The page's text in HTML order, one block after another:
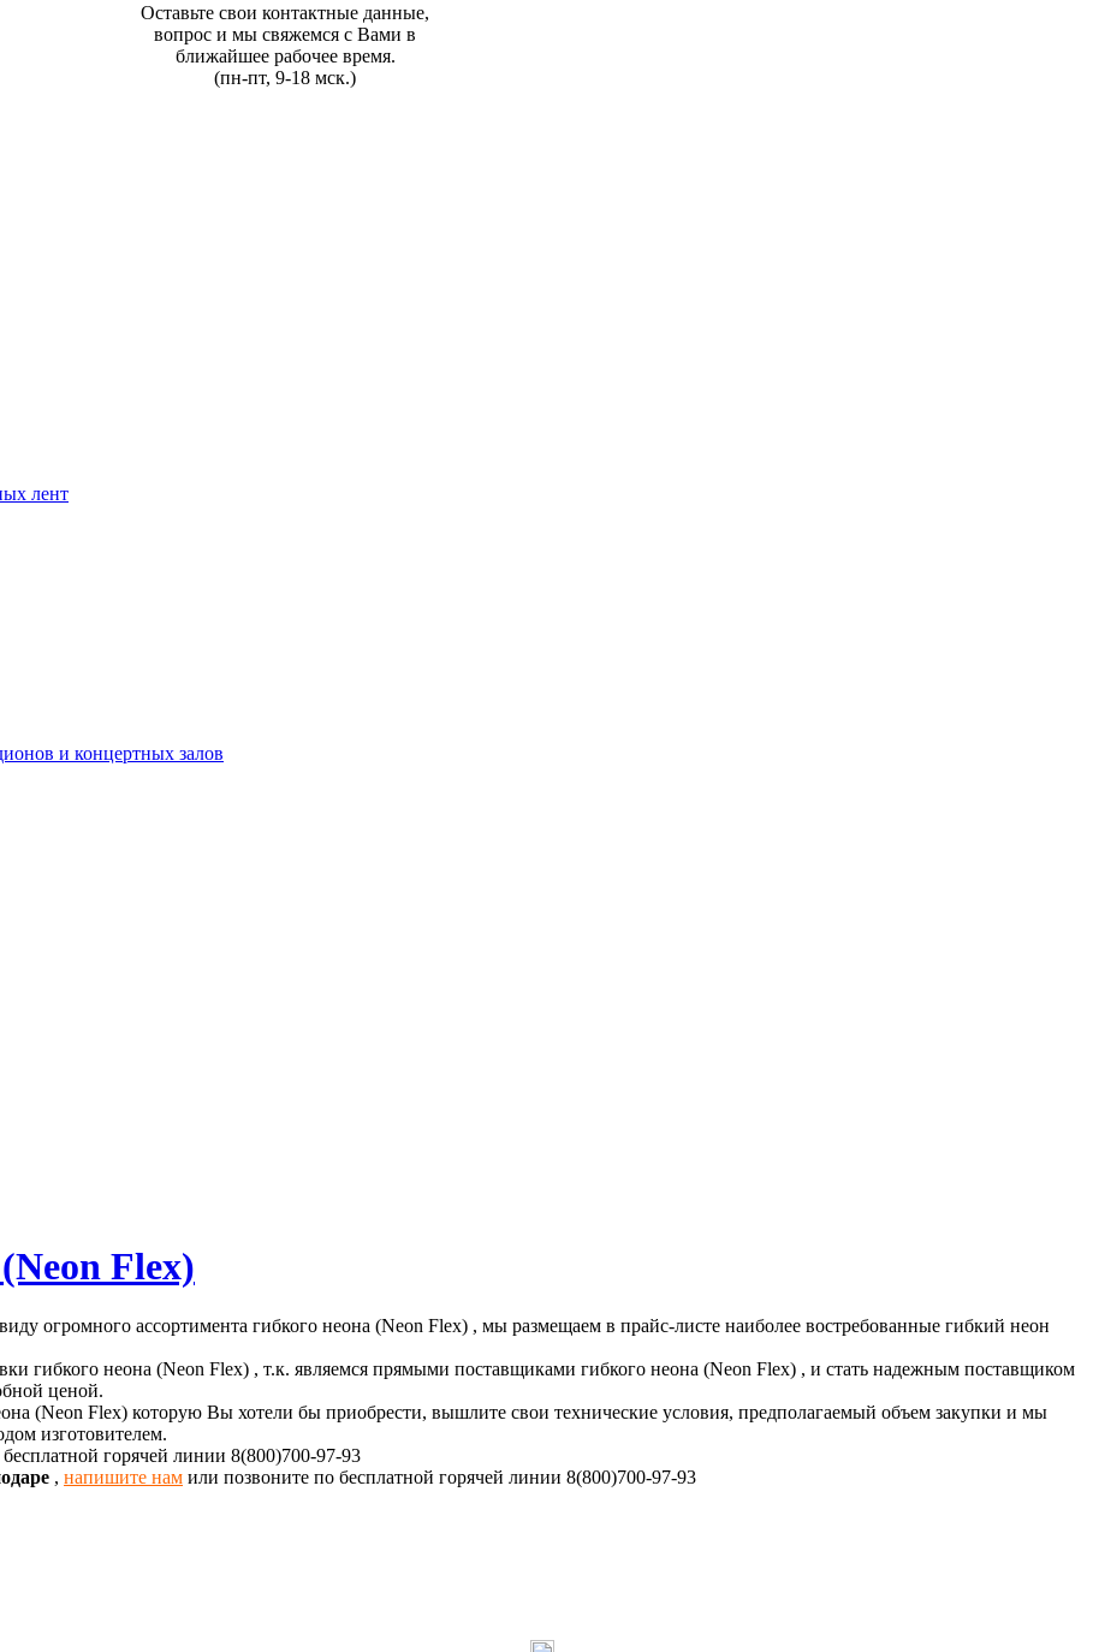
Оставьте свои контактные данные,
вопрос и мы свяжемся с Вами в
ближайшее рабочее время.
(пн-пт, 9-18 мск.)
лент
и концертных залов
Flex)
огромного ассортимента гибкого неона (Neon Flex) , мы размещаем в прайс-листе наиболее востребованные гибкий неон
гибкого неона (Neon Flex) , т.к. являемся прямыми поставщиками гибкого неона (Neon Flex) , и стать надежным поставщиком
ценой.
(Neon Flex) которую Вы хотели бы приобрести, вышлите свои технические условия, предполагаемый объем закупки и мы
изготовителем.
горячей линии 8(800)700-97-93
, напишите нам или позвоните по бесплатной горячей линии 8(800)700-97-93